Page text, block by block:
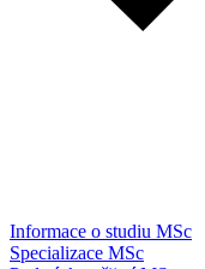
Informace o studiu MSc
Specializace MSc